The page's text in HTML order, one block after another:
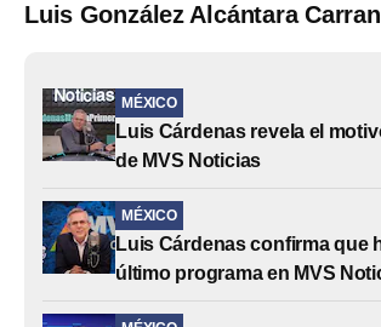
Luis González Alcántara
MÉXICO
Luis Cárdenas revela el
de MVS Noticias
MÉXICO
Luis Cárdenas confirma que
último programa en MVS